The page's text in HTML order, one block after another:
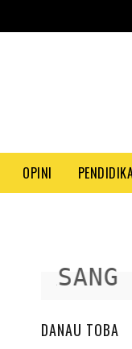
OPINI
PASANG
DANAU TOBA